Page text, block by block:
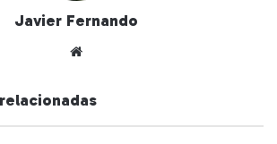
Javier Fernando
we